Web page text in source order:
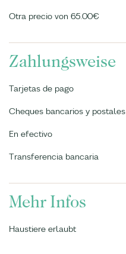
Otra precio von 65.00€
Zahlungsweise
Tarjetas de pago
Cheques bancarios y postales
En efectivo
Transferencia bancaria
Mehr Infos
Haustiere erlaubt